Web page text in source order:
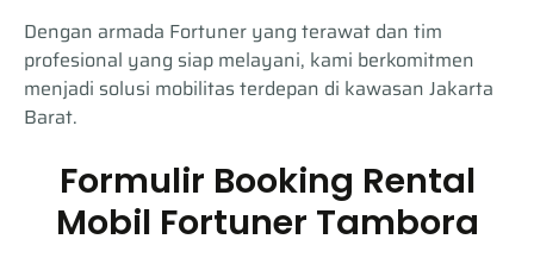
Dengan armada Fortuner yang terawat dan tim
profesional yang siap melayani, kami berkomitmen
menjadi solusi mobilitas terdepan di kawasan Jakarta
Barat.
Formulir Booking Rental
Mobil Fortuner Tambora